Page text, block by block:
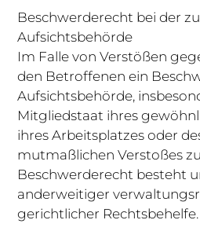
Beschwerderecht bei der
Aufsichtsbehörde
Im Falle von Verstößen
den Betroffenen ein
Aufsichtsbehörde,
Mitgliedstaat ihres
ihres Arbeitsplatzes oder
mutmaßlichen Verstoßes
Beschwerderecht besteht
anderweitiger
gerichtlicher Rechtsbehelfe.